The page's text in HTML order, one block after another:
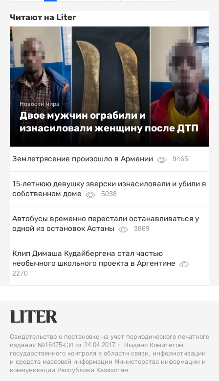
Читают на Liter
Новости мира
Двое мужчин ограбили и
изнасиловали женщину после ДТП
Землетрясение произошло в Армении 9465
15-летнюю девушку зверски изнасиловали и убили в
собственном доме
5038
Автобусы временно перестали останавливаться у
одной из остановок Астаны
3869
Клип Димаша Кудайбергена стал частью
необычного школьного проекта в Аргентине
2270
Свидетельство о постановке на учет периодического печатного
издания №16475-СИ от 24.04.2017 г. Выдано Комитетом
государственного контроля в области связи, информатизации
и средств массовой информации Министерства информации и
коммуникации Республики Казахстан.